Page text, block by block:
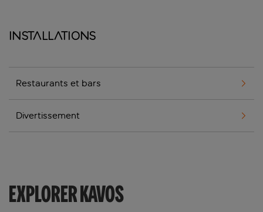
Installations
Restaurants et bars
Divertissement
EXPLORER KAVOS